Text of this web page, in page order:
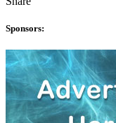
Sponsors: